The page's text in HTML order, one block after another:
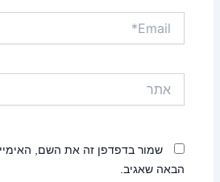
שמור בדפדפן זה את השם,
הבאה שאגיב.